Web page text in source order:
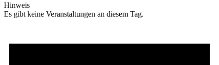
Hinweis
Es gibt keine Veranstaltungen an diesem Tag.